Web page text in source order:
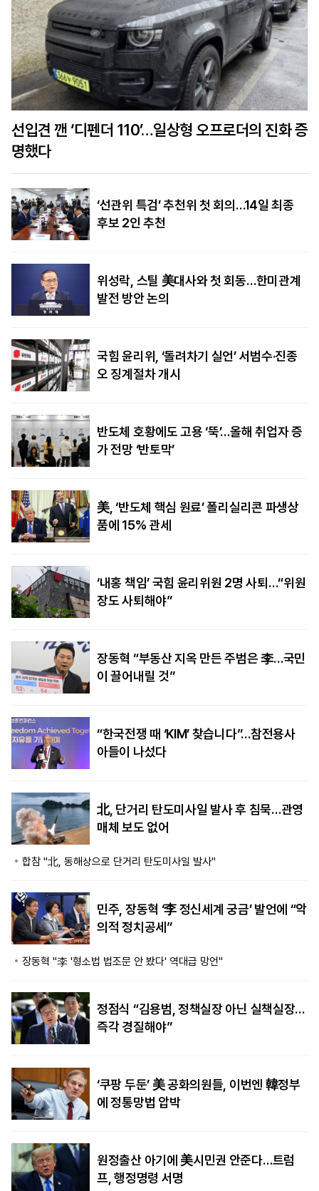
선입견 깬 ‘디펜더 110’…일상형 오프로더의 진화 증
명했다
‘선관위 특검’ 추천위 첫 회의…14일 최종
후보 2인 추천
위성락, 스틸 美대사와 첫 회동…한미관계
발전 방안 논의
국힘 윤리위, ‘돌려차기 실언’ 서범수·진종
오 징계절차 개시
반도체 호황에도 고용 ‘뚝’…올해 취업자 증
가 전망 ‘반토막’
美, ‘반도체 핵심 원료’ 폴리실리콘 파생상
품에 15% 관세
‘내홍 책임’ 국힘 윤리위원 2명 사퇴…“위원
장도 사퇴해야”
장동혁 “부동산 지옥 만든 주범은 李…국민
이 끌어내릴 것”
“한국전쟁 때 ‘KIM’ 찾습니다”…참전용사
아들이 나섰다
北, 단거리 탄도미사일 발사 후 침묵…관영
매체 보도 없어
합참 "北, 동해상으로 단거리 탄도미사일 발사"
민주, 장동혁 ‘李 정신세계 궁금’ 발언에 “악
의적 정치공세”
장동혁 "李 '형소법 법조문 안 봤다' 역대급 망언"
정점식 “김용범, 정책실장 아닌 실책실장…
즉각 경질해야”
‘쿠팡 두둔’ 美 공화의원들, 이번엔 韓정부
에 정통망법 압박
원정출산 아기에 美시민권 안준다…트럼
프, 행정명령 서명